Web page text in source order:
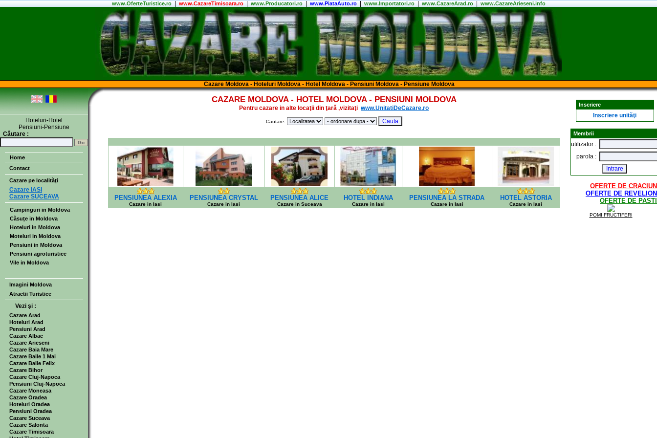
www.OferteTuristice.ro| www.CazareTimisoara.ro| www.Producatori.ro| www.PiataAuto.ro| www.Importatori.ro| www.CazareArad.ro| www.CazareArieseni.info
Cazare Moldova - Hoteluri Moldova - Hotel Moldova - Pensiuni Moldova - Pensiune Moldova
Hoteluri-Hotel
Pensiuni-Pensiune
Căutare :
Home
Contact
Cazare pe localităţi
Cazare IASI
Cazare SUCEAVA
Campinguri in Moldova
Căsuţe in Moldova
Hoteluri in Moldova
Moteluri in Moldova
Pensiuni in Moldova
Pensiuni agroturistice
Vile in Moldova
Imagini Moldova
Atractii Turistice
Vezi şi :
Cazare Arad
Hoteluri Arad
Pensiuni Arad
Cazare Albac
Cazare Arieseni
Cazare Baia Mare
Cazare Baile 1 Mai
Cazare Baile Felix
Cazare Bihor
Cazare Cluj-Napoca
Pensiuni Cluj-Napoca
Cazare Moneasa
Cazare Oradea
Hoteluri Oradea
Pensiuni Oradea
Cazare Suceava
Cazare Salonta
Cazare Timisoara
CAZARE MOLDOVA - HOTEL MOLDOVA - PENSIUNI MOLDOVA
Pentru cazare in alte locaţii din ţară ,vizitaţi www.UnitatiDeCazare.ro
Cautare:
PENSIUNEA ALEXIA
Cazare in Iasi
PENSIUNEA CRYSTAL
Cazare in Iasi
PENSIUNEA ALICE
Cazare in Suceava
HOTEL INDIANA
Cazare in Iasi
PENSIUNEA LA STRADA
Cazare in Iasi
HOTEL ASTORIA
Cazare in Iasi
Inscriere
Inscriere unităţi
Membrii
utilizator :
parola :
OFERTE DE CRACIUN
OFERTE DE REVELION
OFERTE DE PASTI
POMI FRUCTIFERI